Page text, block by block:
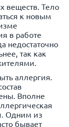
веществ. Тело
к новым
в работе
недостаточно
так как
аллергия.
Вполне
Одним из
бывает